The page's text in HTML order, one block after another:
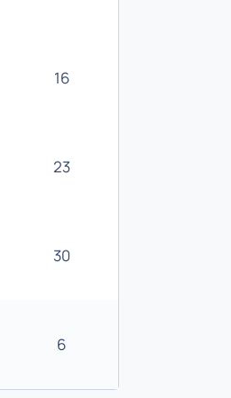
16
23
30
6